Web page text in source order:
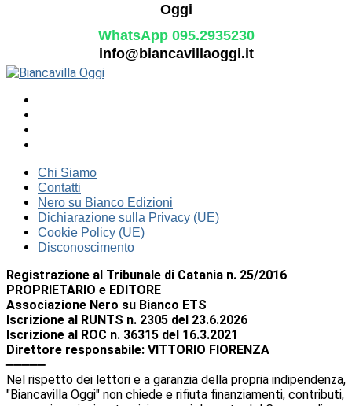
WhatsApp 095.2935230
info@biancavillaoggi.it
Chi Siamo
Contatti
Nero su Bianco Edizioni
Dichiarazione sulla Privacy (UE)
Cookie Policy (UE)
Disconoscimento
Registrazione al Tribunale di Catania n. 25/2016
PROPRIETARIO e EDITORE
Associazione Nero su Bianco ETS
Iscrizione al RUNTS n. 2305 del 23.6.2026
Iscrizione al ROC n. 36315 del 16.3.2021
Direttore responsabile: VITTORIO FIORENZA
━━━━━
Nel rispetto dei lettori e a garanzia della propria indipendenza,
"Biancavilla Oggi" non chiede e rifiuta finanziamenti, contributi,